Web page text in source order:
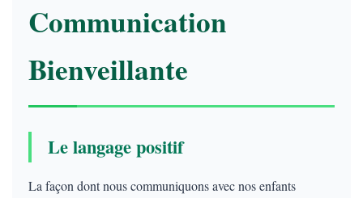
Communication
Bienveillante
Le langage positif
La façon dont nous communiquons avec nos enfants